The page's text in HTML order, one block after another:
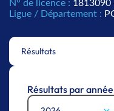
Ligue / Département :
Résultats
Résultats par année